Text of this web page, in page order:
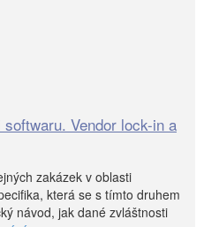
Vendor lock-in a
zakázek v oblasti
která se s tímto druhem
návod, jak dané zvláštnosti